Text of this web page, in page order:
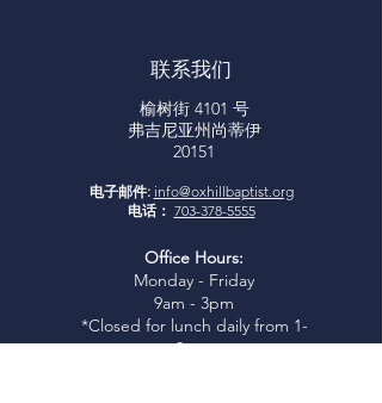
联系我们
榆树街 4101 号
弗吉尼亚州尚蒂伊
20151
电子邮件: info@oxhillbaptist.org
电话： 703-378-5555
Office Hours:
Monday - Friday
9am - 3pm
*Closed for lunch daily from 1-
2 pm